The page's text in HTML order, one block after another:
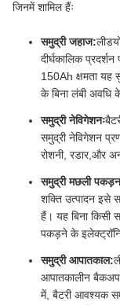
जिनमें शामिल हैंः
समुद्री जहाज:
दीर्घकालिक
150Ah क्षमता यह
के बिना लंबी अवधि
समुद्री नेविगेशनः
समुद्री नेविगेशन
रोशनी, रडार,और
समुद्री मछली
शक्ति उत्पादन इसे
हैं। यह बिना किसी
पकड़ने के
समुद्री आपातकाल:
आपातकालीन
में, बैटरी आवश्यक